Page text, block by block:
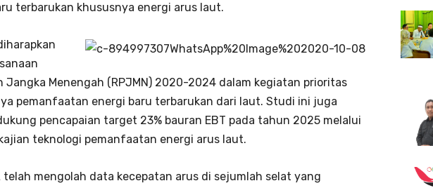
terbarukan khususnya energi arus laut.
Jangka Menengah (RPJMN) 2020-2024 dalam kegiatan prioritas
pemanfaatan energi baru terbarukan dari laut. Studi ini juga
pencapaian target 23% bauran EBT pada tahun 2025 melalui
teknologi pemanfaatan energi arus laut.
telah mengolah data kecepatan arus di sejumlah selat yang